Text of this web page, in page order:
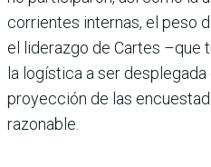
corrientes internas, el peso
el liderazgo de Cartes –que
la logística a ser
proyección de las
razonable.